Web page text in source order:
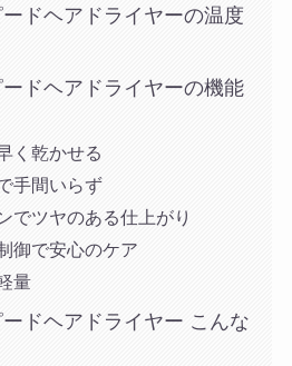
ドヘアドライヤーの温度
ドヘアドライヤーの機能
く乾かせる
手間いらず
でツヤのある仕上がり
御で安心のケア
量
ドヘアドライヤー こんな